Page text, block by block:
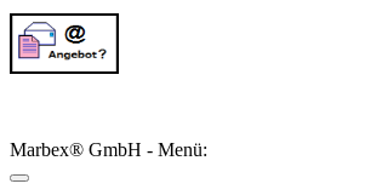
Marbex® GmbH - Menü: